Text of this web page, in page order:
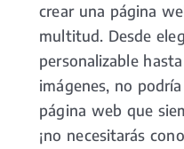
crear una página
multitud. Desde
personalizable
imágenes, no
página web que
¡no necesitarás